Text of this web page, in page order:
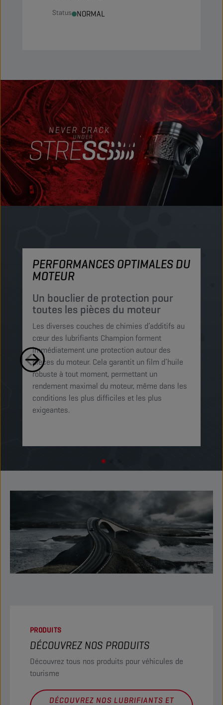
Status NORMAL
PERFORMANCES OPTIMALES DU
MOTEUR
Un bouclier de protection pour
toutes les pièces du moteur
Les diverses couches de chimies d’additifs au
cœur des lubrifiants Champion forment
immédiatement une protection autour des
pièces du moteur. Cela garantit un film d’huile
robuste à tout moment, permettant un
rendement maximal du moteur, même dans les
conditions les plus difficiles et les plus
exigeantes.
PRODUITS
DÉCOUVREZ NOS PRODUITS
Découvrez tous nos produits pour véhicules de
tourisme
DÉCOUVREZ NOS LUBRIFIANTS ET